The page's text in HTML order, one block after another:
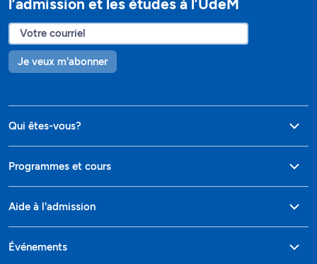
l’admission et les études à l’UdeM
Je veux m'abonner
Qui êtes-vous?
Programmes et cours
Aide à l'admission
Événements